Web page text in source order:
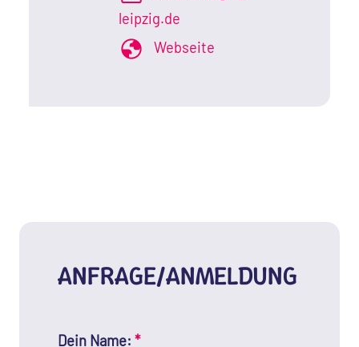
leipzig.de
Webseite
ANFRAGE/ANMELDUNG
Dein Name: *